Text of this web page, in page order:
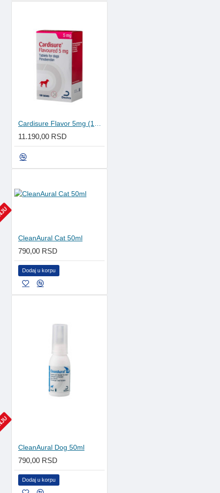
11.190,00 RSD
CleanAural Cat 50ml
790,00 RSD
Dodaj u korpu
CleanAural Dog 50ml
790,00 RSD
Dodaj u korpu